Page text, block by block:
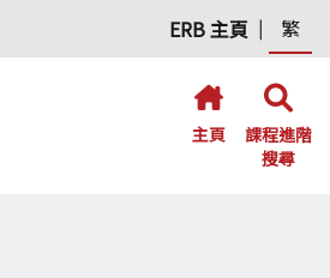
ERB 主頁 繁

主頁

課程進階
搜尋